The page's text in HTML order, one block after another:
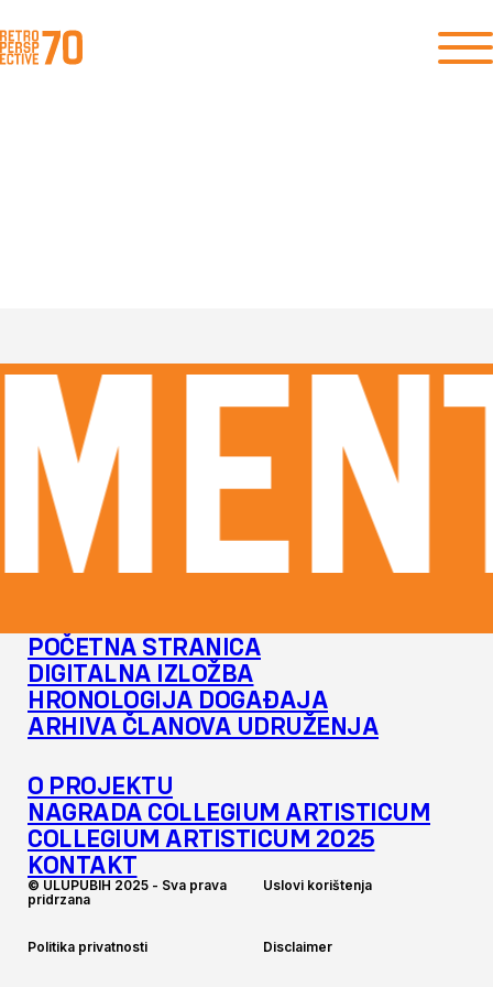
POČETNA STRANICA
DIGITALNA IZLOŽBA
HRONOLOGIJA DOGAĐAJA
ARHIVA ČLANOVA UDRUŽENJA
O PROJEKTU
NAGRADA COLLEGIUM ARTISTICUM
COLLEGIUM ARTISTICUM 2025
KONTAKT
© ULUPUBIH 2025 - Sva prava
pridrzana
Uslovi korištenja
Politika privatnosti Disclaimer